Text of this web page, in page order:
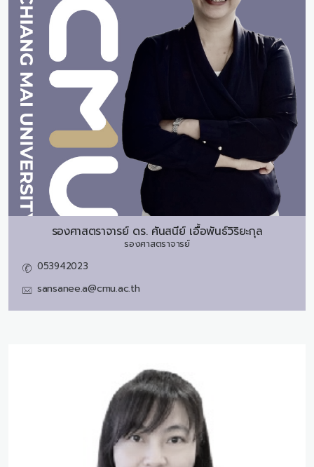
รองศาสตราจารย์ ดร. ศันสนีย์ เอื้อพันธ์วิริยะกุล
รองศาสตราจารย์
053942023
sansanee.a@cmu.ac.th